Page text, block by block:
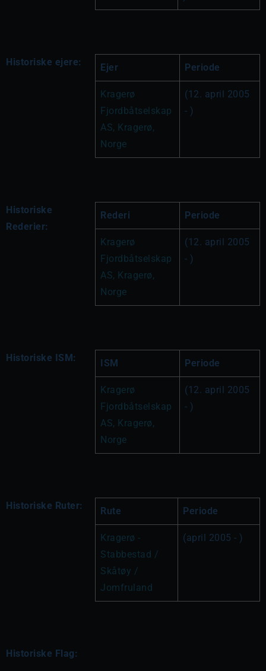
Historiske ejere: Ejer Periode
Kragerø
Fjordbåtselskap
AS, Kragerø,
Norge
(12. april 2005
- )
Historiske
Rederier:
Rederi Periode
Kragerø
Fjordbåtselskap
AS, Kragerø,
Norge
(12. april 2005
- )
Historiske ISM: ISM Periode
Kragerø
Fjordbåtselskap
AS, Kragerø,
Norge
(12. april 2005
- )
Historiske Ruter: Rute Periode
Kragerø -
Stabbestad /
Skåtøy /
Jomfruland
(april 2005 - )
Historiske Flag: